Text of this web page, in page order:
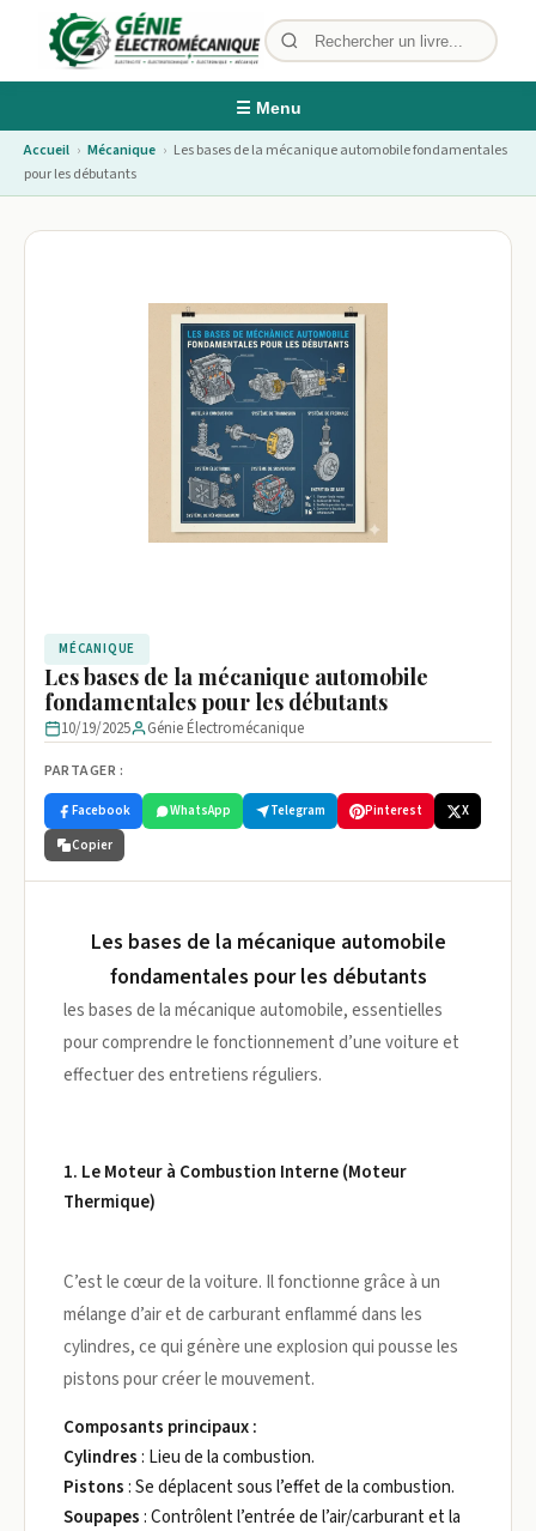
☰ Menu
Accueil › Mécanique › Les bases de la mécanique automobile fondamentales
pour les débutants
MÉCANIQUE
Les bases de la mécanique automobile
fondamentales pour les débutants
10/19/2025 Génie Électromécanique
PARTAGER :
Facebook WhatsApp Telegram Pinterest
X
Copier
Les bases de la mécanique automobile
fondamentales pour les débutants
les bases de la mécanique automobile, essentielles
pour comprendre le fonctionnement d’une voiture et
effectuer des entretiens réguliers.
1. Le Moteur à Combustion Interne (Moteur
Thermique)
C’est le cœur de la voiture. Il fonctionne grâce à un
mélange d’air et de carburant enflammé dans les
cylindres, ce qui génère une explosion qui pousse les
pistons pour créer le mouvement.
Composants principaux :
Cylindres: Lieu de la combustion.
Pistons: Se déplacent sous l’effet de la combustion.
Soupapes: Contrôlent l’entrée de l’air/carburant et la